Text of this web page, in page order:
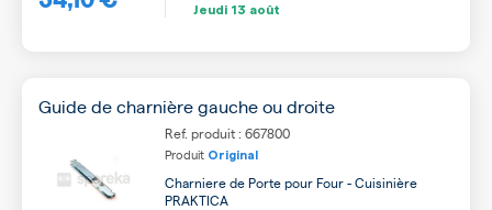
Jeudi 13 août
Guide de charnière gauche ou droite
Ref. produit : 667800
Produit Original
Charniere de Porte pour Four - Cuisinière
PRAKTICA